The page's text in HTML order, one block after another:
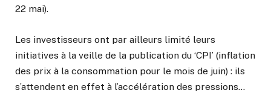
22 mai).
Les investisseurs ont par ailleurs limité leurs
initiatives à la veille de la publication du ‘CPI’ (inflation
des prix à la consommation pour le mois de juin) : ils
s’attendent en effet à l’accélération des pressions…